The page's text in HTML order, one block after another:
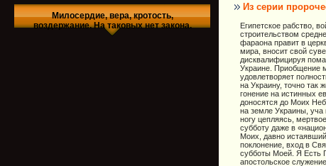
Милосердие, вера, кротость,
воздержание. На таковых нет закона.
Из серии
Египетское рабство,
строительством
фараона правит в
мира, вносит свой
дисквалифицируя
Украине. Приобщение
удовлетворяет
на Украину, точно так
гонение на истинных
доносятся до Моих
на земле Украины,
ногу цепляясь,
субботу даже в
Моих, давно
поклонение, вход в
субботы Моей. Я Есть
апостольское